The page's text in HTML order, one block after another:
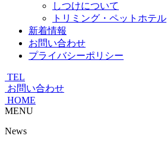
しつけについて
トリミング・ペットホテル
新着情報
お問い合わせ
プライバシーポリシー
TEL
お問い合わせ
HOME
MENU
News